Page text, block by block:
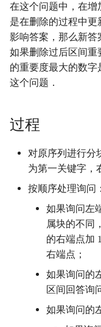
Git
概率 DP
DP 套 DP
DP 优化
其它 DP 方法
后缀平衡树
广义后缀自动机
后缀树
Manacher
回文树
序列自动机
最小表示法
Lyndon 分解
组合数学
线性代数
线性规划
抽象代数
概率论
博弈论
数值算法
线段树
划分树
二叉搜索树 & 平衡树
跳表
可持久化数据结构
树套树
K-D Tree
连通性相关
环计数问题
最小环
2-SAT
欧拉图
哈密顿图
二分图
图的着色
反演变换
计算几何杂项
在这个问题中，在增
是在删除的过程中
影响答案，那么新
如果删除过后区间
的重要度最大的数
这个问题．
过程
对原序列进行分
为第一关键字，
按顺序处理询问：
如果询问左
属块的不同
的右端点加 1
1
右端点；
如果询问的
区间回答询
如果询问的